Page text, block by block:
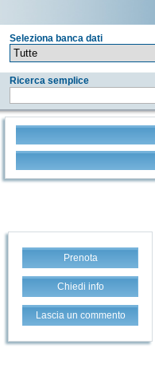
Seleziona banca dati
Ricerca semplice
Prenota
Chiedi info
Lascia un commento